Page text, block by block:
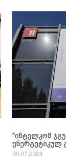
"ინტელკომ
ენერგეტიკულ
09.07.2024